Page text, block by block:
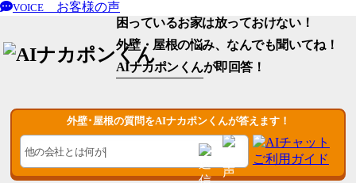
VOICE
お客様の声
困っているお家は放っておけない！
外壁・屋根の悩み、なんでも聞いてね！
AIナカポンくんが即回答！
外壁･屋根の質問をAIナカポンくんが答えます！